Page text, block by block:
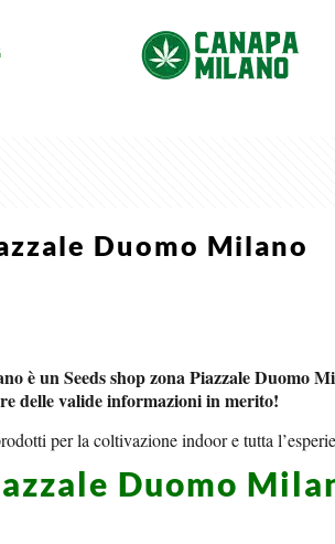
Duomo Milano
è un Seeds shop zona Piazzale Duomo
delle valide informazioni in merito!
per la coltivazione indoor e tutta
Duomo